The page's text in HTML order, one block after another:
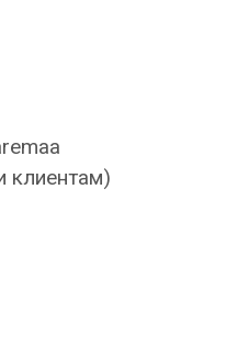
клиентам)